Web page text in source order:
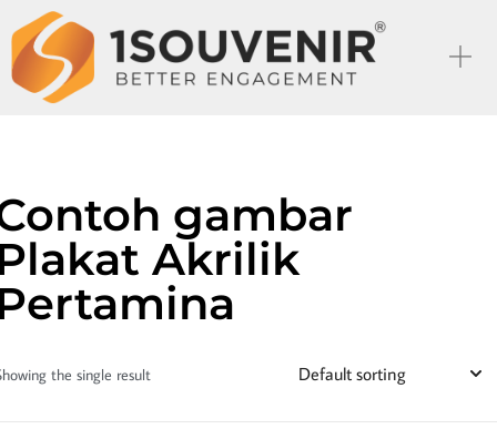
gambar
Akrilik
the single result